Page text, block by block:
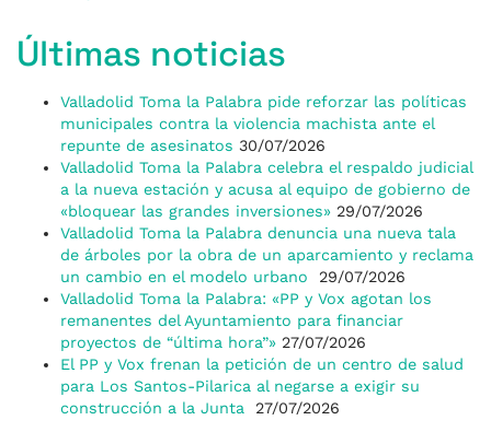
Últimas noticias
Valladolid Toma la Palabra pide reforzar las políticas
municipales contra la violencia machista ante el
repunte de asesinatos 30/07/2026
Valladolid Toma la Palabra celebra el respaldo judicial
a la nueva estación y acusa al equipo de gobierno de
«bloquear las grandes inversiones» 29/07/2026
Valladolid Toma la Palabra denuncia una nueva tala
de árboles por la obra de un aparcamiento y reclama
un cambio en el modelo urbano
29/07/2026
Valladolid Toma la Palabra: «PP y Vox agotan los
remanentes del Ayuntamiento para financiar
proyectos de “última hora”» 27/07/2026
El PP y Vox frenan la petición de un centro de salud
para Los Santos-Pilarica al negarse a exigir su
construcción a la Junta
27/07/2026